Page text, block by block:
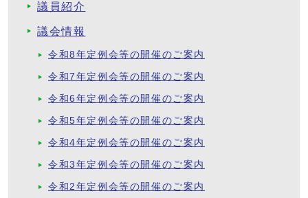
議員紹介
議会情報
令和8年定例会等の開催のご案内
令和7年定例会等の開催のご案内
令和6年定例会等の開催のご案内
令和5年定例会等の開催のご案内
令和4年定例会等の開催のご案内
令和3年定例会等の開催のご案内
令和2年定例会等の開催のご案内